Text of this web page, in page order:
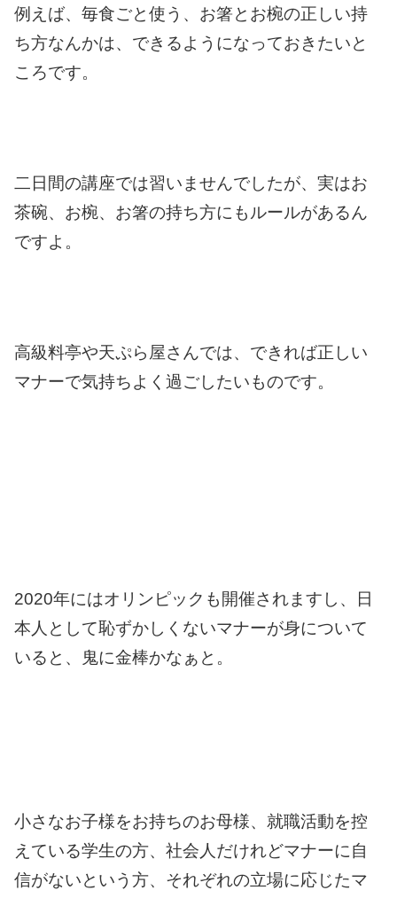
例えば、毎食ごと使う、お箸とお椀の正しい持
ち方なんかは、できるようになっておきたいと
ころです。
二日間の講座では習いませんでしたが、実はお
茶碗、お椀、お箸の持ち方にもルールがあるん
ですよ。
高級料亭や天ぷら屋さんでは、できれば正しい
マナーで気持ちよく過ごしたいものです。
2020年にはオリンピックも開催されますし、日
本人として恥ずかしくないマナーが身について
いると、鬼に金棒かなぁと。
小さなお子様をお持ちのお母様、就職活動を控
えている学生の方、社会人だけれどマナーに自
信がないという方、それぞれの立場に応じたマ